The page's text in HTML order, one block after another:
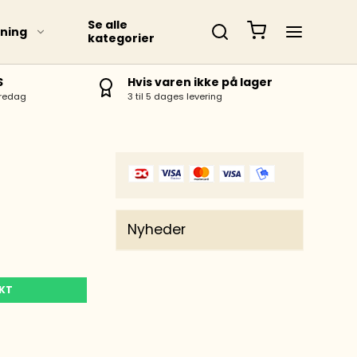
Se alle
kategorier
Hvis varen ikke på lager
3 til 5 dages levering
Nyheder